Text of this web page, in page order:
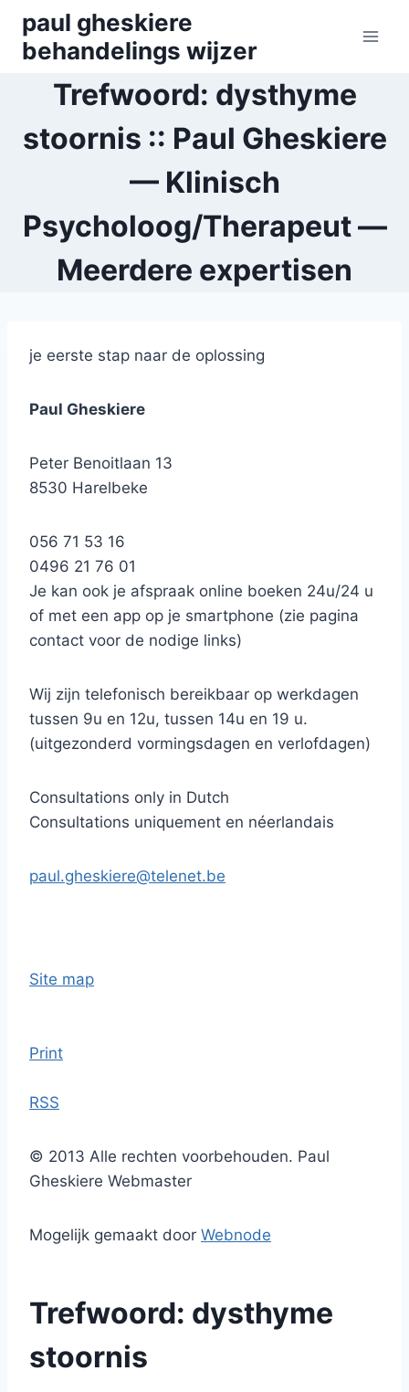
content
paul gheskiere
behandelings wijzer
Trefwoord: dysthyme
stoornis :: Paul Gheskiere
— Klinisch
Psycholoog/Therapeut —
Meerdere expertisen
je eerste stap naar de oplossing
Paul Gheskiere
Peter Benoitlaan 13
8530 Harelbeke
056 71 53 16
0496 21 76 01
Je kan ook je afspraak online boeken 24u/24 u
of met een app op je smartphone (zie pagina
contact voor de nodige links)
Wij zijn telefonisch bereikbaar op werkdagen
tussen 9u en 12u, tussen 14u en 19 u.
(uitgezonderd vormingsdagen en verlofdagen)
Consultations only in Dutch
Consultations uniquement en néerlandais
paul.gheskiere@telenet.be
Site map
Print
RSS
© 2013 Alle rechten voorbehouden. Paul
Gheskiere Webmaster
Mogelijk gemaakt door Webnode
Trefwoord: dysthyme
stoornis